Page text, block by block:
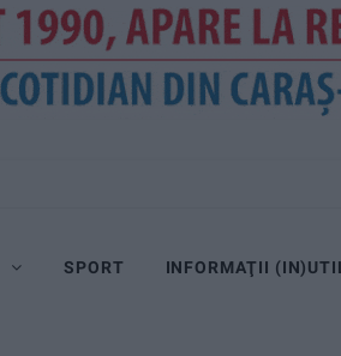
SPORT INFORMAŢII